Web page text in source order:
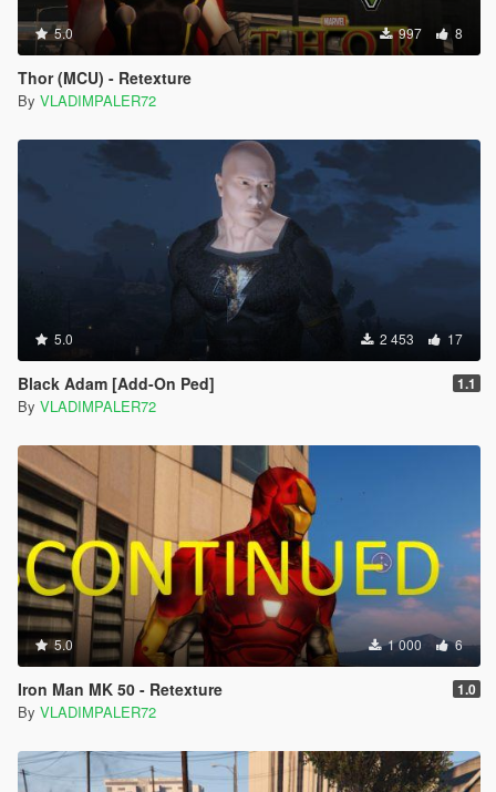
5.0 997 8
Thor (MCU) - Retexture
By VLADIMPALER72
5.0 2 453 17
Black Adam [Add-On Ped] 1.1
By VLADIMPALER72
5.0 1 000 6
Iron Man MK 50 - Retexture 1.0
By VLADIMPALER72